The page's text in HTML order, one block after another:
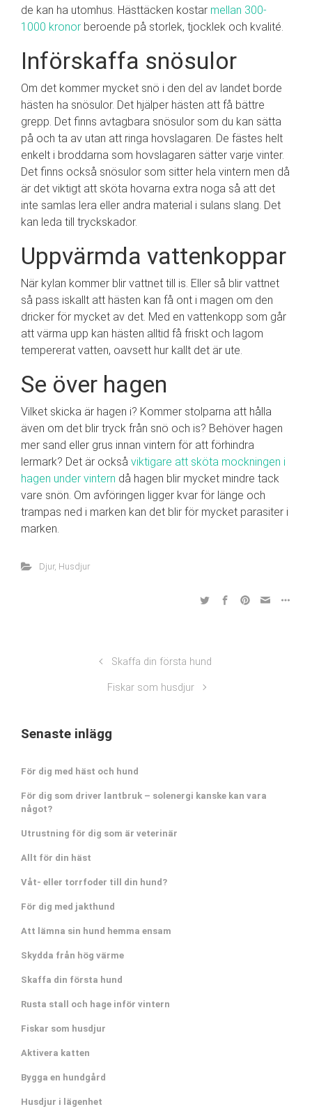
de kan ha utomhus. Hästtäcken kostar mellan 300-
1000 kronor beroende på storlek, tjocklek och kvalité.
Införskaffa snösulor
Om det kommer mycket snö i den del av landet borde
hästen ha snösulor. Det hjälper hästen att få bättre
grepp. Det finns avtagbara snösulor som du kan sätta
på och ta av utan att ringa hovslagaren. De fästes helt
enkelt i broddarna som hovslagaren sätter varje vinter.
Det finns också snösulor som sitter hela vintern men då
är det viktigt att sköta hovarna extra noga så att det
inte samlas lera eller andra material i sulans slang. Det
kan leda till tryckskador.
Uppvärmda vattenkoppar
När kylan kommer blir vattnet till is. Eller så blir vattnet
så pass iskallt att hästen kan få ont i magen om den
dricker för mycket av det. Med en vattenkopp som går
att värma upp kan hästen alltid få friskt och lagom
tempererat vatten, oavsett hur kallt det är ute.
Se över hagen
Vilket skicka är hagen i? Kommer stolparna att hålla
även om det blir tryck från snö och is? Behöver hagen
mer sand eller grus innan vintern för att förhindra
lermark? Det är också viktigare att sköta mockningen i
hagen under vintern då hagen blir mycket mindre tack
vare snön. Om avföringen ligger kvar för länge och
trampas ned i marken kan det blir för mycket parasiter i
marken.
Djur, Husdjur
Skaffa din första hund
Fiskar som husdjur
Senaste inlägg
För dig med häst och hund
För dig som driver lantbruk – solenergi kanske kan vara
något?
Utrustning för dig som är veterinär
Allt för din häst
Våt- eller torrfoder till din hund?
För dig med jakthund
Att lämna sin hund hemma ensam
Skydda från hög värme
Skaffa din första hund
Rusta stall och hage inför vintern
Fiskar som husdjur
Aktivera katten
Bygga en hundgård
Husdjur i lägenhet